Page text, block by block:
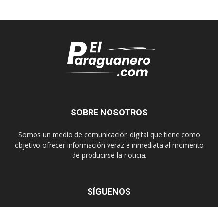
SOBRE NOSOTROS
Somos un medio de comunicación digital que tiene como
objetivo ofrecer información veraz e inmediata al momento
de producirse la noticia.
SÍGUENOS